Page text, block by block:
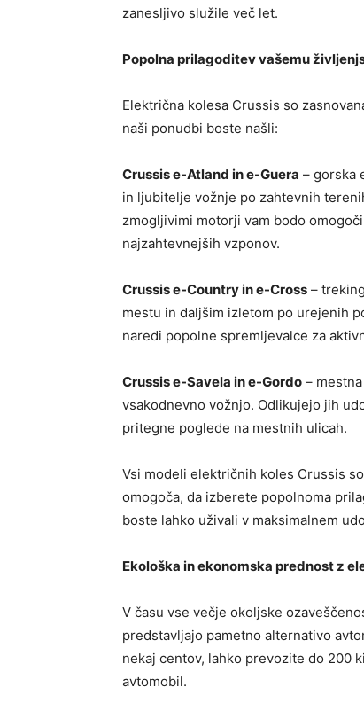
zanesljivo služile več let.
Popolna prilagoditev vašemu
Električna kolesa Crussis so
naši ponudbi boste našli:
Crussis e-Atland in e-Guera – gorska
in ljubitelje vožnje po zahtevnih
zmogljivimi motorji vam bodo
najzahtevnejših vzponov.
Crussis e-Country in e-Cross –
mestu in daljšim izletom po urejenih
naredi popolne spremljevalce za
Crussis e-Savela in e-Gordo –
vsakodnevno vožnjo. Odlikujejo jih
pritegne poglede na mestnih ulicah.
Vsi modeli električnih koles Crussis
omogoča, da izberete popolnoma
boste lahko uživali v maksimalnem
Ekološka in ekonomska prednost z
V času vse večje okoljske
predstavljajo pametno alternativo
nekaj centov, lahko prevozite do 200
avtomobil.